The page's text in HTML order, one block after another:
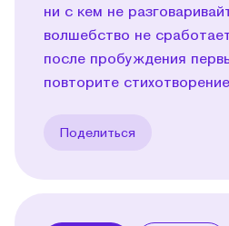
ни с кем не
волшебство не
после пробуждения
повторите
Поделиться